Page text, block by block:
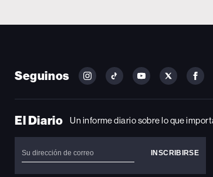
Seguinos
FOLLOW
ON
FOLLOW
ON
FOLLOW
ON
FOLLOW
ON
ON
El Diario Un informe diario sobre lo que